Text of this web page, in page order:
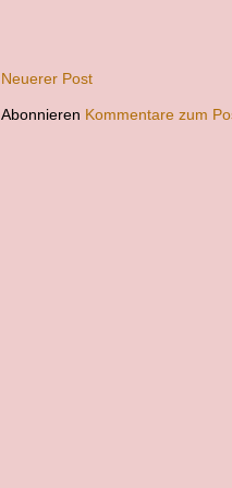
Neuerer Post
Abonnieren Kommentare zum